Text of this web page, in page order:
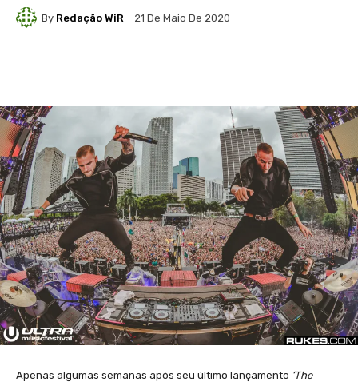
By Redação WiR 21 De Maio De 2020
Apenas algumas semanas após seu último lançamento ‘The